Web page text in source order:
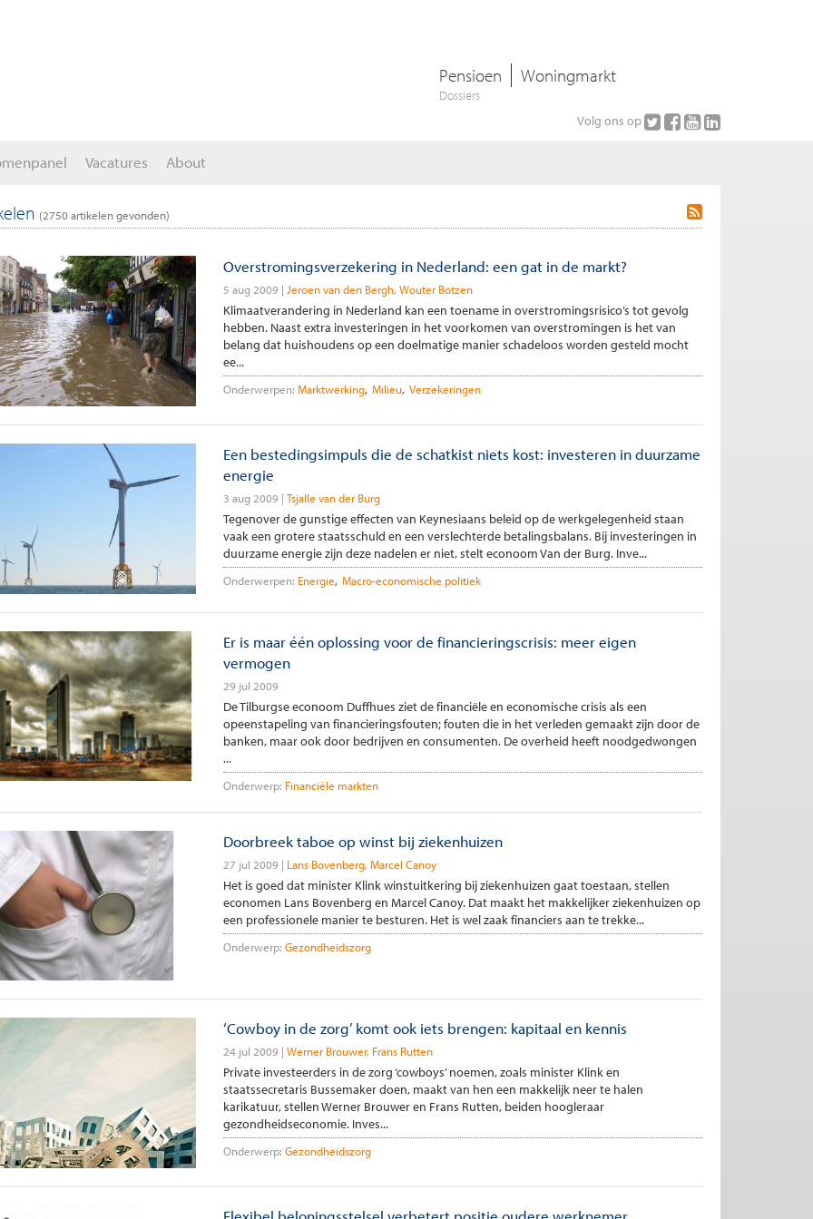
Pensioen Woningmarkt
Dossiers
Volg ons op
Vacatures About
(2750 artikelen gevonden)
Overstromingsverzekering in Nederland: een gat in de markt?
5 aug 2009 Jeroen van den Bergh Wouter Botzen
Klimaatverandering in Nederland kan een toename in overstromingsrisico’s tot gevolg
hebben. Naast extra investeringen in het voorkomen van overstromingen is het van
belang dat huishoudens op een doelmatige manier schadeloos worden gesteld mocht
ee...
Onderwerpen: Marktwerking Milieu Verzekeringen
Een bestedingsimpuls die de schatkist niets kost: investeren in duurzame
energie
3 aug 2009 Tsjalle van der Burg
Tegenover de gunstige effecten van Keynesiaans beleid op de werkgelegenheid staan
vaak een grotere staatsschuld en een verslechterde betalingsbalans. Bij investeringen in
duurzame energie zijn deze nadelen er niet, stelt econoom Van der Burg. Inve...
Onderwerpen: Energie Macro-economische politiek
Er is maar één oplossing voor de financieringscrisis: meer eigen
vermogen
29 jul 2009
De Tilburgse econoom Duffhues ziet de financiële en economische crisis als een
opeenstapeling van financieringsfouten; fouten die in het verleden gemaakt zijn door de
banken, maar ook door bedrijven en consumenten. De overheid heeft noodgedwongen
...
Onderwerp: Financiële markten
Doorbreek taboe op winst bij ziekenhuizen
27 jul 2009 Lans Bovenberg Marcel Canoy
Het is goed dat minister Klink winstuitkering bij ziekenhuizen gaat toestaan, stellen
economen Lans Bovenberg en Marcel Canoy. Dat maakt het makkelijker ziekenhuizen op
een professionele manier te besturen. Het is wel zaak financiers aan te trekke...
Onderwerp: Gezondheidszorg
‘Cowboy in de zorg’ komt ook iets brengen: kapitaal en kennis
24 jul 2009 Werner Brouwer Frans Rutten
Private investeerders in de zorg ‘cowboys’ noemen, zoals minister Klink en
staatssecretaris Bussemaker doen, maakt van hen een makkelijk neer te halen
karikatuur, stellen Werner Brouwer en Frans Rutten, beiden hoogleraar
gezondheidseconomie. Inves...
Onderwerp: Gezondheidszorg